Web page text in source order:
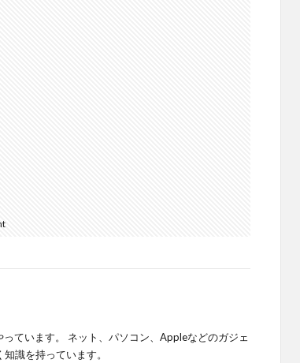
ています。 ネット、パソコン、Appleなどのガジェ
識を持っています。